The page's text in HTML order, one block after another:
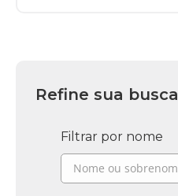
Refine sua busca
Filtrar por nome